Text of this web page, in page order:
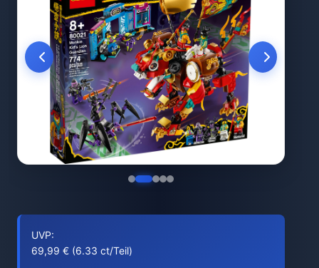
UVP:
69,99 € (6.33 ct/Teil)